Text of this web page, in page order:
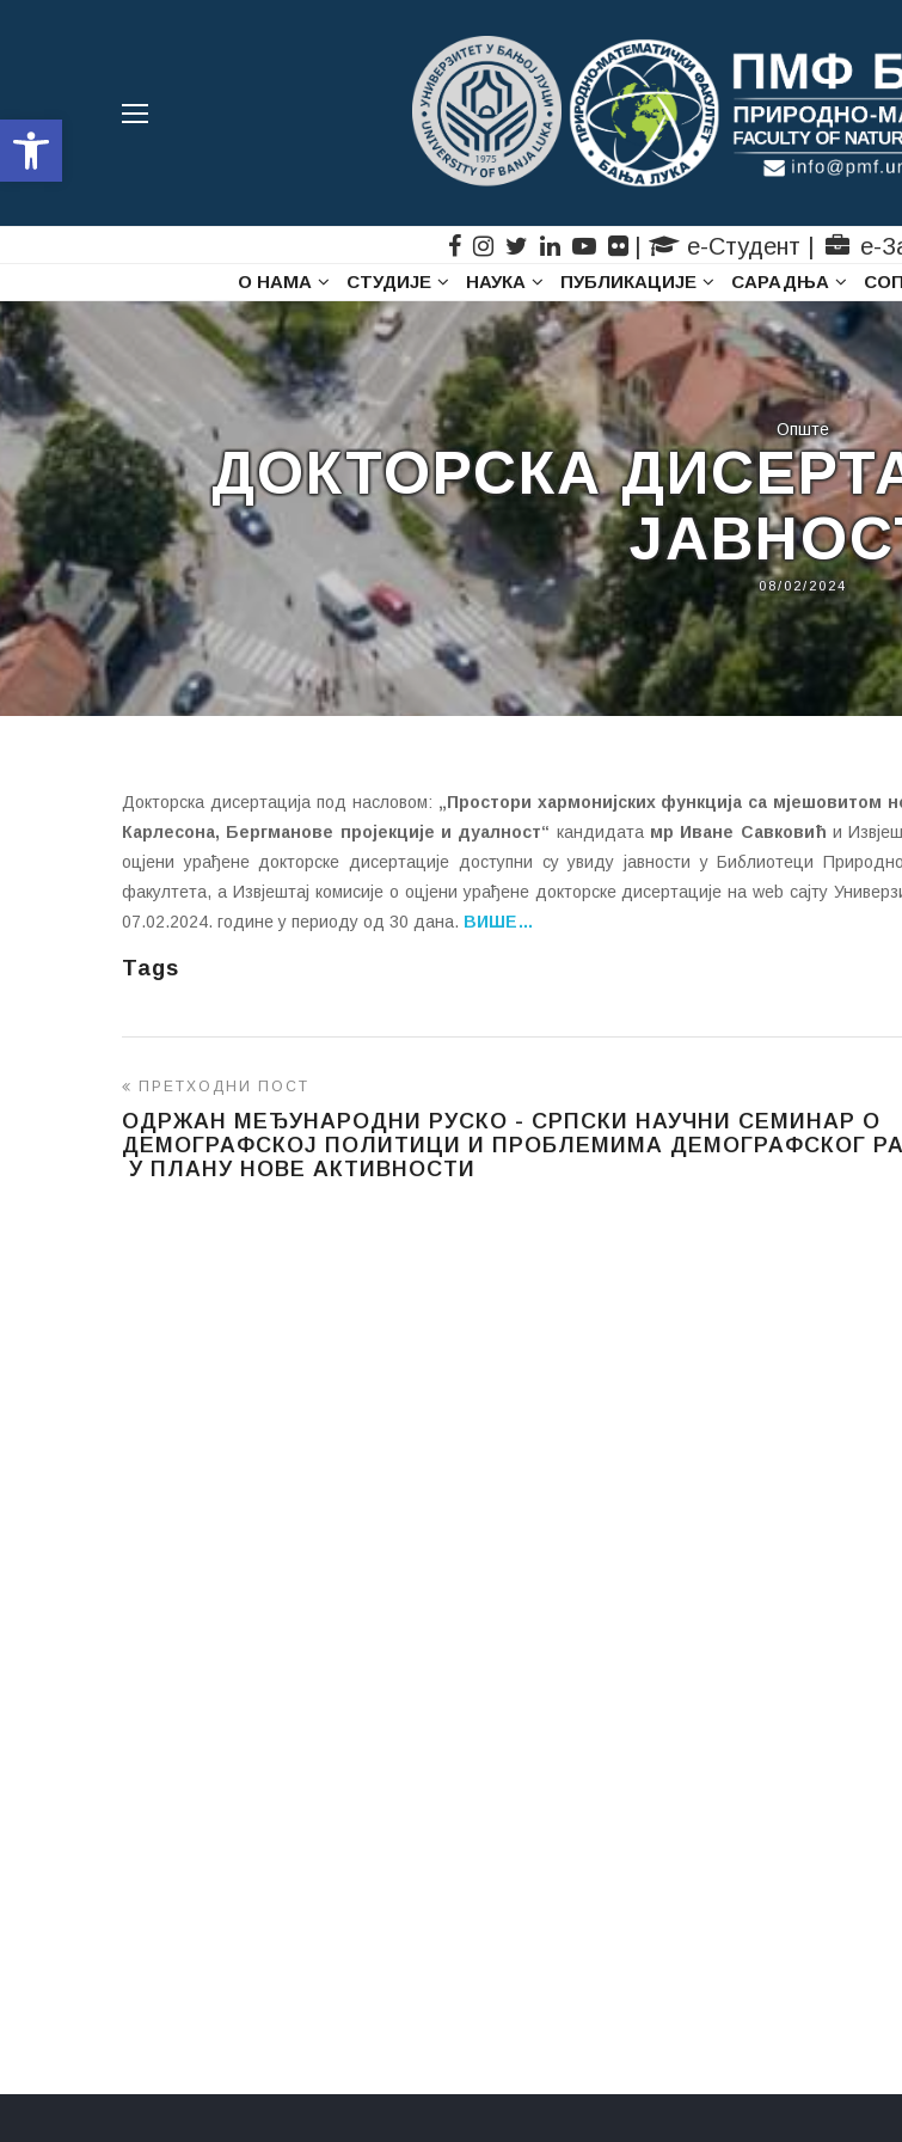
Open toolbar
| е-Студент е-
О НАМА СТУДИЈЕ НАУКА ПУБЛИКАЦИЈЕ САРАДЊА
Опште
ДОКТОРСКА
08/02/2024
Докторска дисертација под насловом: „Простори хармонијских функција са мјешовитом
Карлесона, Бергманове пројекције и дуалност“ кандидатa мр Иване Савковићи
оцјени урађене докторске дисертације доступни су увиду јавности у Библиотеци
факултета, а Извјештај комисије о оцјени урађене докторске дисертације на web сајту
07.02.2024. године у периоду од 30 дана. ВИШЕ…
Tags
ПРЕТХОДНИ ПОСТ
ОДРЖАН МЕЂУНАРОДНИ РУСКО - СРПСКИ НАУЧНИ СЕМИНАР О
ДЕМОГРАФСКОЈ ПОЛИТИЦИ И ПРОБЛЕМИМА ДЕМОГРАФСКОГ
У ПЛАНУ НОВЕ АКТИВНОСТИ